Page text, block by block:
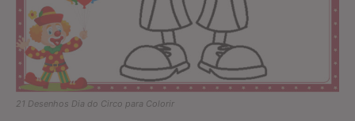
21 Desenhos Dia do Circo para Colorir